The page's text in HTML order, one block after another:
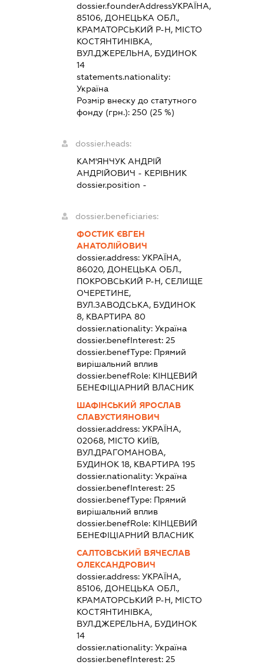
dossier.founderAddressУКРАЇНА,
85106, ДОНЕЦЬКА ОБЛ.,
КРАМАТОРСЬКИЙ Р-Н, МІСТО
КОСТЯНТИНІВКА,
ВУЛ.ДЖЕРЕЛЬНА, БУДИНОК
14
statements.nationality:
Україна
Розмір внеску до статутного
фонду (грн.): 250 (25 %)
dossier.heads:
КАМ'ЯНЧУК АНДРІЙ
АНДРІЙОВИЧ - КЕРІВНИК
dossier.position -
dossier.beneficiaries:
ФОСТИК ЄВГЕН
АНАТОЛІЙОВИЧ
dossier.address: УКРАЇНА,
86020, ДОНЕЦЬКА ОБЛ.,
ПОКРОВСЬКИЙ Р-Н, СЕЛИЩЕ
ОЧЕРЕТИНЕ,
ВУЛ.ЗАВОДСЬКА, БУДИНОК
8, КВАРТИРА 80
dossier.nationality: Україна
dossier.benefInterest: 25
dossier.benefType: Прямий
вирішальний вплив
dossier.benefRole: КІНЦЕВИЙ
БЕНЕФІЦІАРНИЙ ВЛАСНИК
ШАФІНСЬКИЙ ЯРОСЛАВ
СЛАВУСТИЯНОВИЧ
dossier.address: УКРАЇНА,
02068, МІСТО КИЇВ,
ВУЛ.ДРАГОМАНОВА,
БУДИНОК 18, КВАРТИРА 195
dossier.nationality: Україна
dossier.benefInterest: 25
dossier.benefType: Прямий
вирішальний вплив
dossier.benefRole: КІНЦЕВИЙ
БЕНЕФІЦІАРНИЙ ВЛАСНИК
САЛТОВСЬКИЙ ВЯЧЕСЛАВ
ОЛЕКСАНДРОВИЧ
dossier.address: УКРАЇНА,
85106, ДОНЕЦЬКА ОБЛ.,
КРАМАТОРСЬКИЙ Р-Н, МІСТО
КОСТЯНТИНІВКА,
ВУЛ.ДЖЕРЕЛЬНА, БУДИНОК
14
dossier.nationality: Україна
dossier.benefInterest: 25